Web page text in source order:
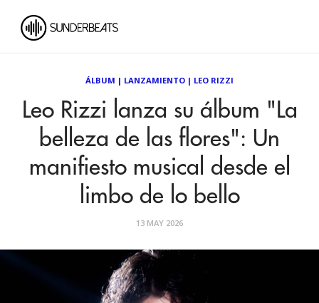
ÁLBUM | LANZAMIENTO | LEO RIZZI
Leo Rizzi lanza su álbum "La
belleza de las flores": Un
manifiesto musical desde el
limbo de lo bello
13 MAY 2026